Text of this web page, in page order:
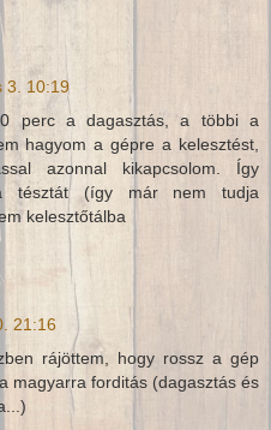
3. 10:19
perc a dagasztás, a többi a
hagyom a gépre a kelesztést,
azonnal kikapcsolom. Így
tésztát (így már nem tudja
kelesztőtálba
21:16
rájöttem, hogy rossz a gép
magyarra forditás (dagasztás és